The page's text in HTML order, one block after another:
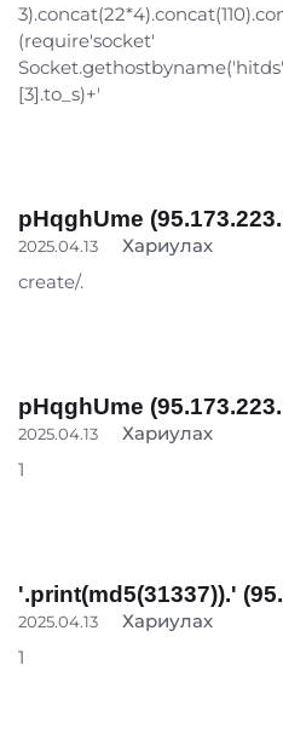
(require'socket'
[3].to_s)+'
pHqghUme
2025.04.13
Хариулах
create/.
pHqghUme
2025.04.13
Хариулах
1
'.print(md5(31337)).'
2025.04.13
Хариулах
1